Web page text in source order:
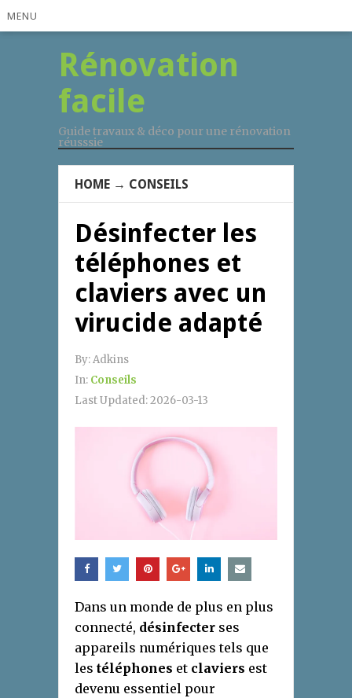
MENU
Rénovation
facile
Guide travaux & déco pour une rénovation
réusssie
HOME → CONSEILS
Désinfecter les
téléphones et
claviers avec un
virucide adapté
By:Adkins
In: Conseils
Last Updated:2026-03-13
Dans un monde de plus en plus
connecté, désinfecter ses
appareils numériques tels que
les téléphones et claviers est
devenu essentiel pour